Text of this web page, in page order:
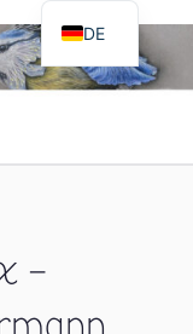
Nepelius
–
DE
EN